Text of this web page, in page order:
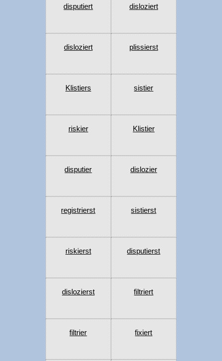
disputiert disloziert
disloziert plissierst
Klistiers sistier
riskier Klistier
disputier dislozier
registrierst sistierst
riskierst disputierst
dislozierst filtriert
filtrier fixiert